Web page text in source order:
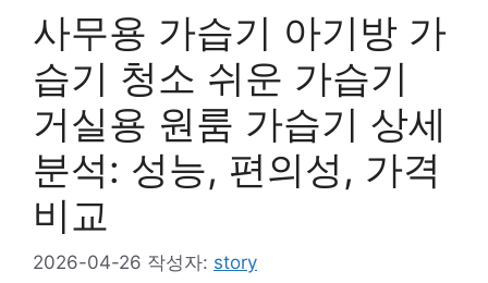
사무용 가습기 아기방 가
습기 청소 쉬운 가습기
거실용 원룸 가습기 상세
분석: 성능, 편의성, 가격
비교
2026-04-26 작성자: story